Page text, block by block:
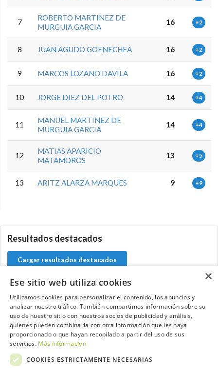
7
ROBERTO MARTINEZ DE
MURGUIA GARCIA
16 +2
8 JUAN AGUDO GOENECHEA 16 +2
9 MARCOS LOZANO DAVILA 16 +2
10 JORGE DIEZ DEL POTRO 14 +4
11
MANUEL MARTINEZ DE
MURGUIA GARCIA
14 +4
12
MATIAS APARICIO
MATAMOROS
13 +5
13 ARITZ ALARZA MARQUES 9 +9
Resultados destacados
Cargar resultados destacados
Contacta con el equipo de NextCaddy
Opina Contacta
×
Ese sitio web utiliza cookies
Utilizamos cookies para personalizar el contenido, los anuncios y
analizar nuestro tráfico. También compartimos información sobre su
uso de nuestro sitio con nuestros socios de publicidad y análisis,
quienes pueden combinarla con otra información que les haya
proporcionado o que hayan recopilado a partir del uso de sus
servicios. Más información
COOKIES ESTRICTAMENTE NECESARIAS